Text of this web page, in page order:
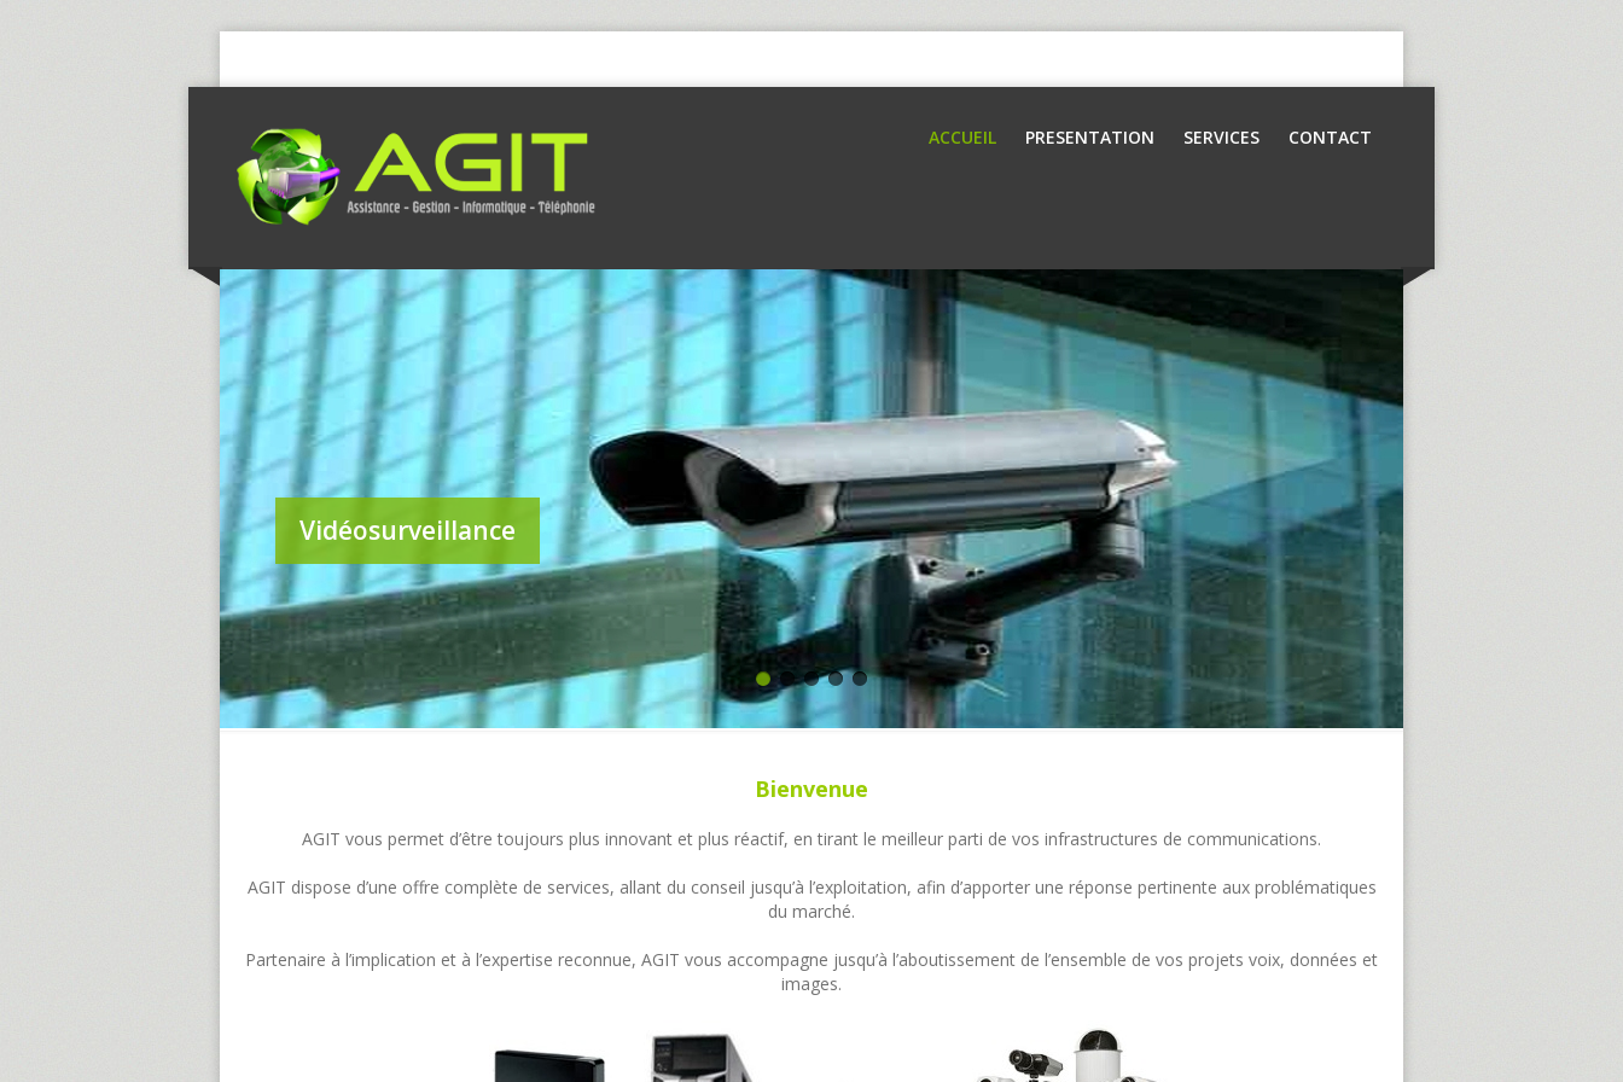
ACCUEIL PRESENTATION SERVICES CONTACT
Vidéosurveillance
Bienvenue
AGIT vous permet d’être toujours plus innovant et plus réactif, en tirant le meilleur parti de vos infrastructures de communications.
AGIT dispose d’une offre complète de services, allant du conseil jusqu’à l’exploitation, afin d’apporter une réponse pertinente aux problématiques
du marché.
Partenaire à l’implication et à l’expertise reconnue, AGIT vous accompagne jusqu’à l’aboutissement de l’ensemble de vos projets voix, données et
images.